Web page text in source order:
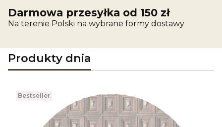
Darmowa przesyłka od 150 zł
Na terenie Polski na wybrane formy dostawy
Produkty dnia
Bestseller